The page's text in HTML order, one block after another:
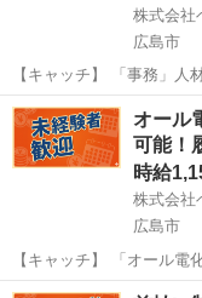
株式会社
広島市
【キャッチ】 「事務」人
応ほぼなし！土日祝休み！開始日調整OK
24なら前払い＆履歴書不
スタイルに合わせたお仕
広島 広島市 一般
オール
可能！
時給
株式会社
広島市
【キャッチ】 「オール電
のコールセンター！週休3日
広島 広島市 電話